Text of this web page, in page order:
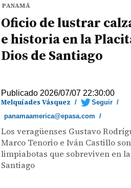
PANAMÁ
Oficio de lustrar
e historia en la
Dios de Santiago
Publicado 2026/07/07 22:30:00
Melquíades Vásquez / Seguir /
panamaamerica@epasa.com /
Los veragüenses Gustavo
Marco Tenorio e Iván Castillo
limpiabotas que sobreviven en
Santiago